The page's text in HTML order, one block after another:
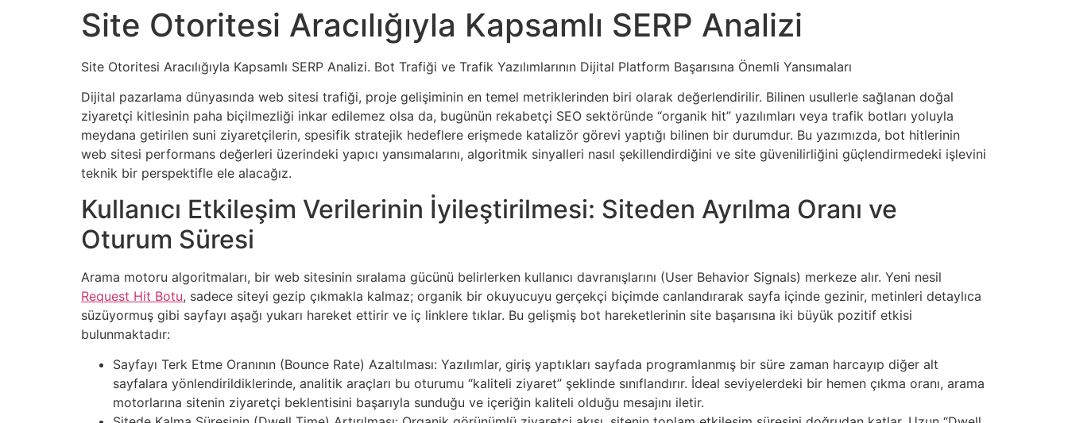
Site Otoritesi Aracılığıyla Kapsamlı SERP Analizi
Site Otoritesi Aracılığıyla Kapsamlı SERP Analizi. Bot Trafiği ve Trafik Yazılımlarının Dijital Platform Başarısına Önemli Yansımaları
Dijital pazarlama dünyasında web sitesi trafiği, proje gelişiminin en temel metriklerinden biri olarak değerlendirilir. Bilinen usullerle sağlanan doğal
ziyaretçi kitlesinin paha biçilmezliği inkar edilemez olsa da, bugünün rekabetçi SEO sektöründe “organik hit” yazılımları veya trafik botları yoluyla
meydana getirilen suni ziyaretçilerin, spesifik stratejik hedeflere erişmede katalizör görevi yaptığı bilinen bir durumdur. Bu yazımızda, bot hitlerinin
web sitesi performans değerleri üzerindeki yapıcı yansımalarını, algoritmik sinyalleri nasıl şekillendirdiğini ve site güvenilirliğini güçlendirmedeki işlevini
teknik bir perspektifle ele alacağız.
Kullanıcı Etkileşim Verilerinin İyileştirilmesi: Siteden Ayrılma Oranı ve
Oturum Süresi
Arama motoru algoritmaları, bir web sitesinin sıralama gücünü belirlerken kullanıcı davranışlarını (User Behavior Signals) merkeze alır. Yeni nesil
Request Hit Botu, sadece siteyi gezip çıkmakla kalmaz; organik bir okuyucuyu gerçekçi biçimde canlandırarak sayfa içinde gezinir, metinleri detaylıca
süzüyormuş gibi sayfayı aşağı yukarı hareket ettirir ve iç linklere tıklar. Bu gelişmiş bot hareketlerinin site başarısına iki büyük pozitif etkisi
bulunmaktadır:
Sayfayı Terk Etme Oranının (Bounce Rate) Azaltılması: Yazılımlar, giriş yaptıkları sayfada programlanmış bir süre zaman harcayıp diğer alt
sayfalara yönlendirildiklerinde, analitik araçları bu oturumu “kaliteli ziyaret” şeklinde sınıflandırır. İdeal seviyelerdeki bir hemen çıkma oranı, arama
motorlarına sitenin ziyaretçi beklentisini başarıyla sunduğu ve içeriğin kaliteli olduğu mesajını iletir.